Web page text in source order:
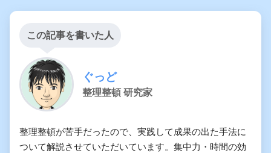
この記事を書いた人
ぐっど
整理整頓 研究家
整理整頓が苦手だったので、実践して成果の出た手法に
ついて解説させていただいています。集中力・時間の効